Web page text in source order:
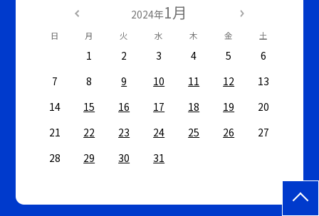
2024年1月
日 月 火 水 木 金 土
1 2 3 4 5
6
7
8 9 10 11 12
13
14
15 16 17 18 19
20
21
22 23 24 25 26
27
28
29 30 31